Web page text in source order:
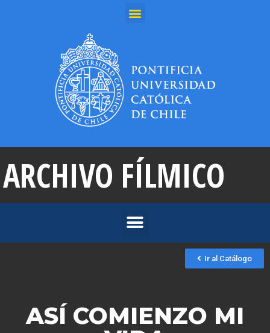
ARCHIVO FÍLMICO
Ir al Catálogo
ASÍ COMIENZO MI